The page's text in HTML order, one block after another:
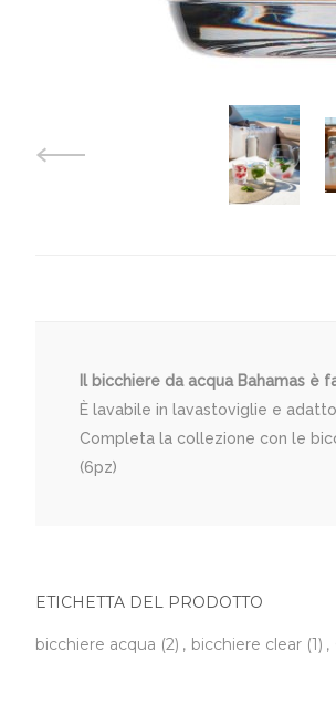
Il bicchiere da acqua Bahamas
È lavabile in lavastoviglie e
Completa la collezione con le
(6pz)
ETICHETTA DEL PRODOTTO
bicchiere acqua (2) , bicchiere clear (1) ,